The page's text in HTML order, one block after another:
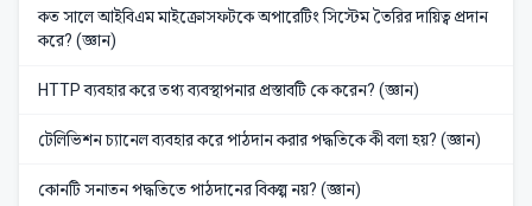
কত সালে আইবিএম মাইক্রোসফটকে অপারেটিং সিস্টেম তৈরির দায়িত্ব প্রদান
করে? (জ্ঞান)
HTTP ব্যবহার করে তথ্য ব্যবস্থাপনার প্রস্তাবটি কে করেন? (জ্ঞান)
টেলিভিশন চ্যানেল ব্যবহার করে পাঠদান করার পদ্ধতিকে কী বলা হয়? (জ্ঞান)
কোনটি সনাতন পদ্ধতিতে পাঠদানের বিকল্প নয়? (জ্ঞান)